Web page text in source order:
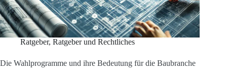
Ratgeber, Ratgeber und Rechtliches
Die Wahlprogramme und ihre Bedeutung für die Baubranche